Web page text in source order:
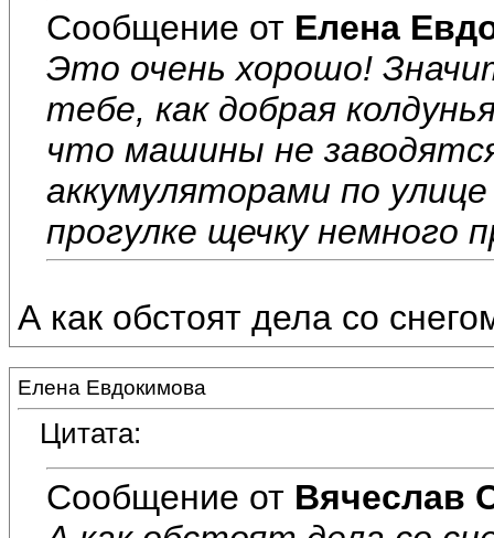
Сообщение от Елена
Это очень хорошо!
тебе, как добрая
что машины не
аккумуляторами по
прогулке щечку немного
А как обстоят дела со
Елена Евдокимова
Цитата:
Сообщение от Вячеслав